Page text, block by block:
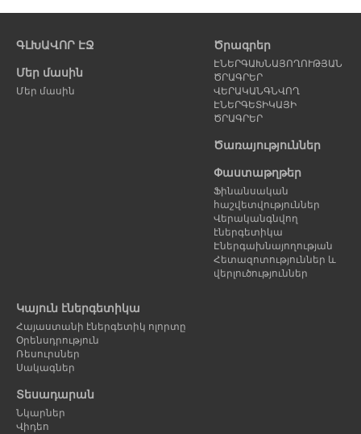
էջ
ԳԼԽԱՎՈՐ ԷՋ
Մեր մասին
Մեր մասին
Ծրագրեր
ԷՆԵՐԳԱԽՆԱՅՈՂՈՒԹՅԱՆ
ԾՐԱԳՐԵՐ
ՎԵՐԱԿԱՆԳՆՎՈՂ
ԷՆԵՐԳԵՏԻԿԱՅԻ
ԾՐԱԳՐԵՐ
Ծառայություններ
Փաստաթղթեր
Ֆինանսական
հաշվետվություններ
Վերականգնվող
էներգետիկա
Էներգախնայողության
Հետազոտություններ և
վերլուծություններ
Կայուն էներգետիկա
Հայաստանի էներգետիկ ոլորտը
Օրենսդրություն
Ռեսուրսներ
Սակագներ
Տեսադարան
Նկարներ
Վիդեո